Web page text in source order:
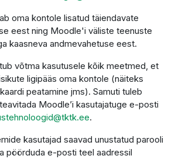
oma kontole lisatud täiendavate
eest ning Moodle'i väliste teenuste
kaasneva andmevahetuse eest.
võtma kasutusele kõik meetmed, et
ligipääs oma kontole (näiteks
peatamine jms). Samuti tuleb
Moodle’i kasutajatuge e-posti
.
kasutajad saavad unustatud parooli
pöörduda e-posti teel aadressil